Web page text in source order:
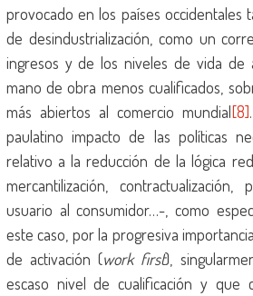
provocado en los países
de desindustrialización, como un
ingresos y de los niveles de vida de
mano de obra menos cualificados,
más abiertos al comercio mundial[8]
paulatino impacto de las políticas
relativo a la reducción de la lógica
mercantilización,
usuario al consumidor…-, como
este caso, por la progresiva
de activación (work first),
escaso nivel de cualificación y que